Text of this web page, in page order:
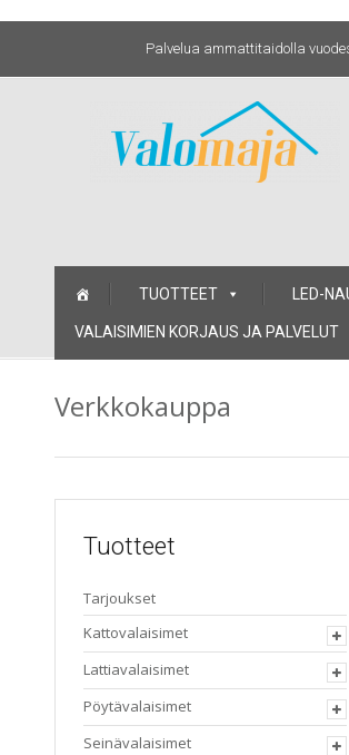
Palvelua ammattitaidolla
TUOTTEET LED-
VALAISIMIEN KORJAUS JA PALVELUT
Verkkokauppa
Tuotteet
Tarjoukset
Kattovalaisimet
Lattiavalaisimet
Pöytävalaisimet
Seinävalaisimet